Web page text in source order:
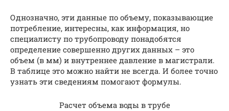
Однозначно, эти данные по объему, показывающие
потребление, интересны, как информация, но
специалисту по трубопроводу понадобятся
определение совершенно других данных – это
объем (в мм) и внутреннее давление в магистрали.
В таблице это можно найти не всегда. И более точно
узнать эти сведениям помогают формулы.
Расчет объема воды в трубе